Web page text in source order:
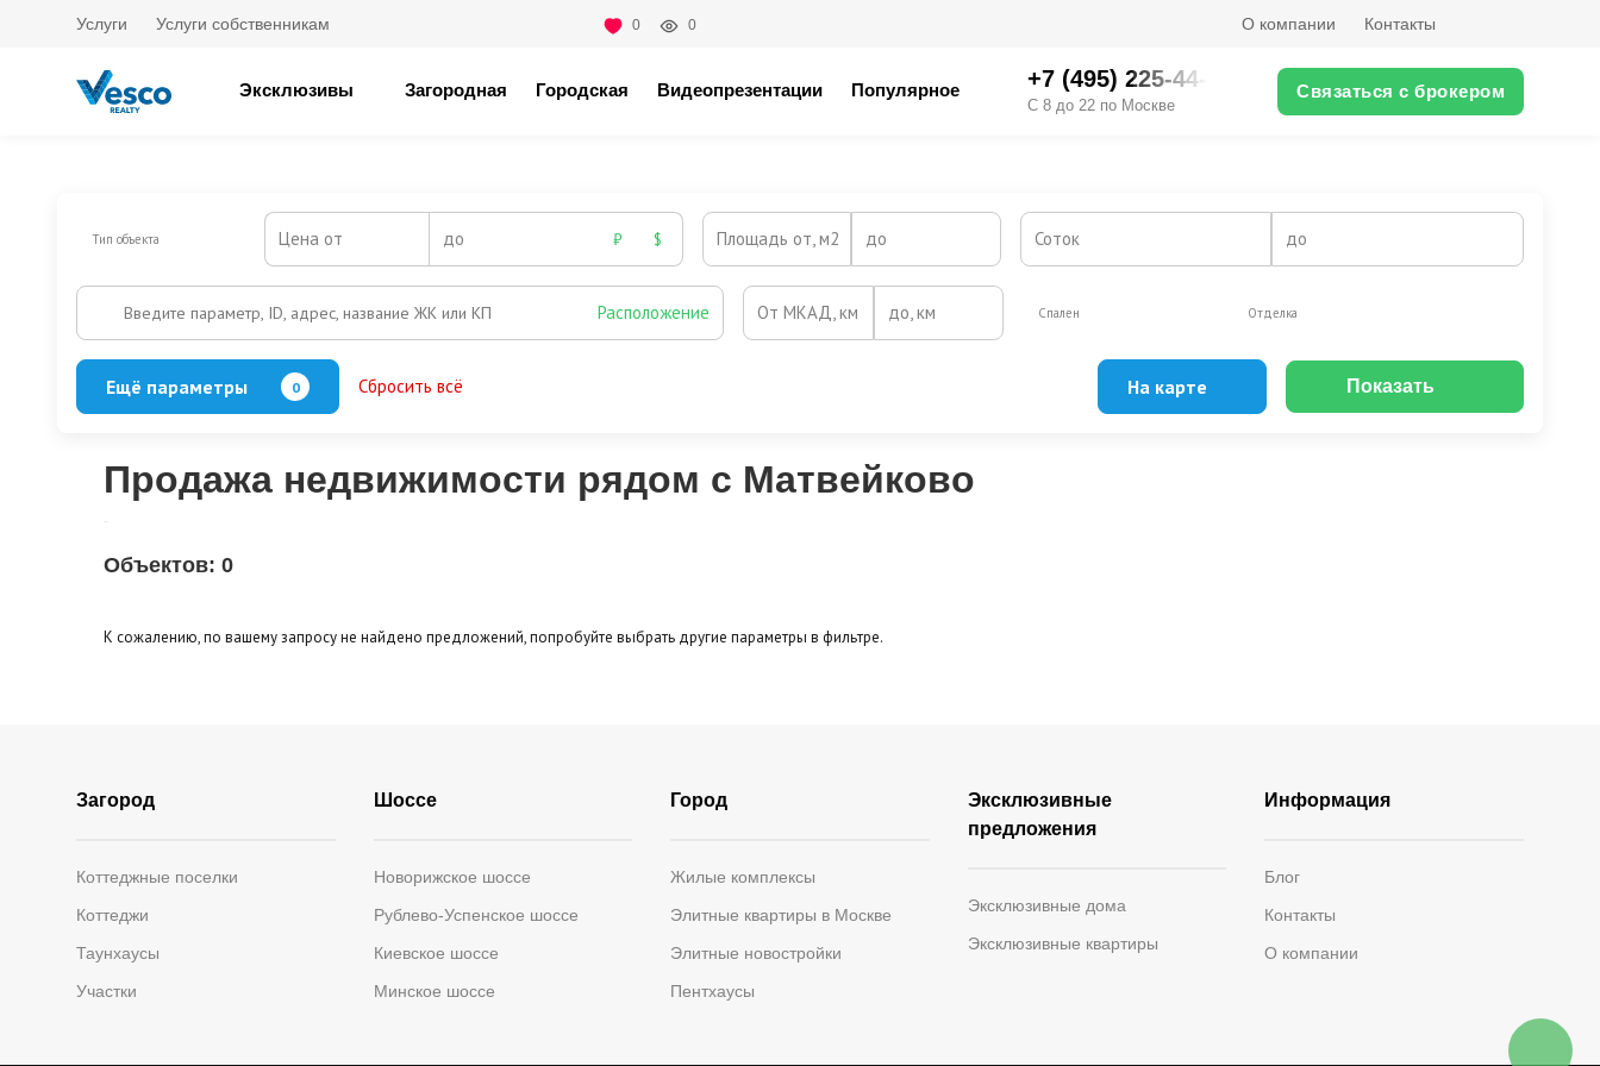
Услуги Услуги собственникам 0 0 О компании Контакты
Эксклюзивы Загородная Городская Видеопрезентации Популярное +7 (495) 225-44-XX
С 8 до 22 по Москве
Связаться с брокером
Тип объекта Цена от до ₽ $ Площадь от, м2 до Соток до
Введите параметр, ID, адрес, название ЖК или КП Расположение От МКАД, км до, км Спален Отделка
Ещё параметры 0 Сбросить всё На карте Показать
Продажа недвижимости рядом с Матвейково
Объектов: 0
К сожалению, по вашему запросу не найдено предложений, попробуйте выбрать другие параметры в фильтре.
Загород
Коттеджные поселки
Коттеджи
Таунхаусы
Участки
Шоссе
Новорижское шоссе
Рублево-Успенское шоссе
Киевское шоссе
Минское шоссе
Город
Жилые комплексы
Элитные квартиры в Москве
Элитные новостройки
Пентхаусы
Эксклюзивные
предложения
Эксклюзивные дома
Эксклюзивные квартиры
Информация
Блог
Контакты
О компании